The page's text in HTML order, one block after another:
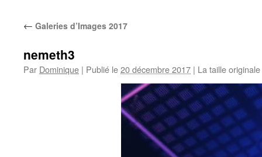
← Galeries d’Images 2017
nemeth3
Par Dominique | Publié le20 décembre 2017 | La taille